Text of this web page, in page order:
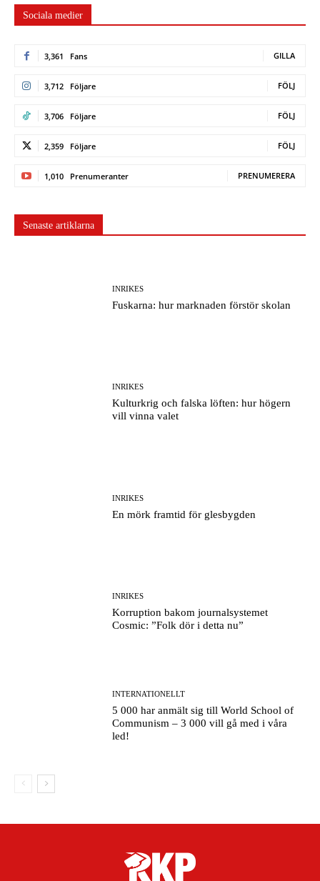
Sociala medier
3,361 Fans GILLA
3,712 Följare FÖLJ
3,706 Följare FÖLJ
2,359 Följare FÖLJ
1,010 Prenumeranter PRENUMERERA
Senaste artiklarna
INRIKES
Fuskarna: hur marknaden förstör skolan
INRIKES
Kulturkrig och falska löften: hur högern
vill vinna valet
INRIKES
En mörk framtid för glesbygden
INRIKES
Korruption bakom journalsystemet
Cosmic: ”Folk dör i detta nu”
INTERNATIONELLT
5 000 har anmält sig till World School of
Communism – 3 000 vill gå med i våra
led!